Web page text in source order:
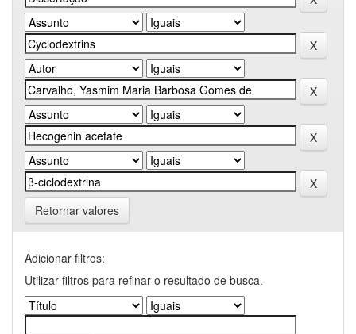
Retornar valores
Adicionar filtros:
Utilizar filtros para refinar o resultado de busca.